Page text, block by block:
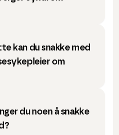
kan du snakke med
om
du noen å snakke